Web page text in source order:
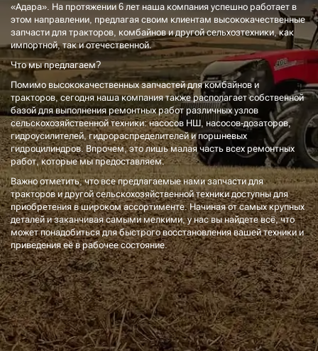
«Адара». На протяжении 6 лет наша компания успешно работает в
этом направлении, предлагая своим клиентам высококачественные
запчасти для тракторов, комбайнов и другой сельхозтехники, как
импортной, так и отечественной.
Что мы предлагаем?
Помимо высококачественных запчастей для комбайнов и
тракторов, сегодня наша компания также располагает собственной
базой для выполнения ремонтных работ различных узлов
сельскохозяйственной техники: насосов НШ, насосов-дозаторов,
гидроусилителей, гидрораспределителей и поршневых
гидроцилиндров. Впрочем, это лишь малая часть всех ремонтных
работ, которые мы предоставляем.
Важно отметить, что все предлагаемые нами запчасти для
тракторов и другой сельскохозяйственной техники доступны для
приобретения в широком ассортименте. Начиная от самых крупных
деталей и заканчивая самыми мелкими, у нас вы найдете всё, что
может понадобиться для быстрого восстановления вашей техники и
приведения её в рабочее состояние.